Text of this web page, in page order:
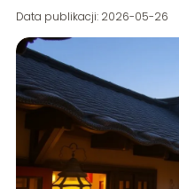
Data publikacji: 2026-05-26